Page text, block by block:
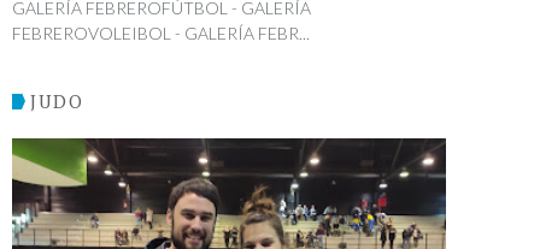
GALERÍA FEBREROFÚTBOL - GALERÍA
FEBREROVOLEIBOL - GALERÍA FEBR...
JUDO